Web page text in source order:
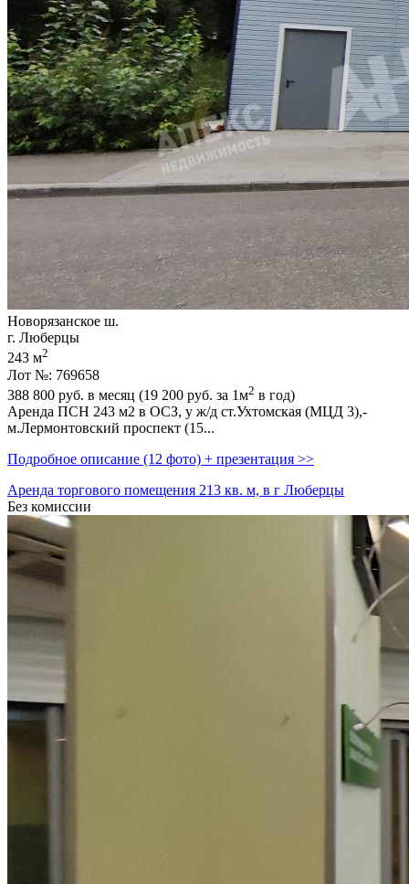
Новорязанское ш.
г. Люберцы
243 м2
Лот №: 769658
388 800 руб. в месяц (19 200 руб. за 1м2 в год)
Аренда ПСН 243 м2 в ОСЗ,­ у ж/д ст.Ухтомская (МЦД 3),­
м.Лермонтовский проспект (15...
Подробное описание (12 фото) + презентация >>
Аренда торгового помещения 213 кв. м, в г Люберцы
Без комиссии